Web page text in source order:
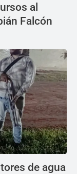
al
Falcón
de agua